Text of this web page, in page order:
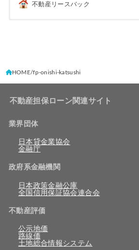
不動産リースバック
HOME fp-onishi-katsushi
不動産担保ローン関連サイト
業界団体
日本貸金業協会
金融庁
政府系金融機関
日本政策金融公庫
全国信用保証協会連合会
不動産評価
公示地価
路線価
土地総合情報システム